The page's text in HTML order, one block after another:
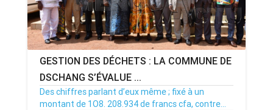
GESTION DES DÉCHETS : LA COMMUNE DE
DSCHANG S’ÉVALUE ...
Des chiffres parlant d’eux même ; fixé à un
montant de 1O8. 208.934 de francs cfa, contre...